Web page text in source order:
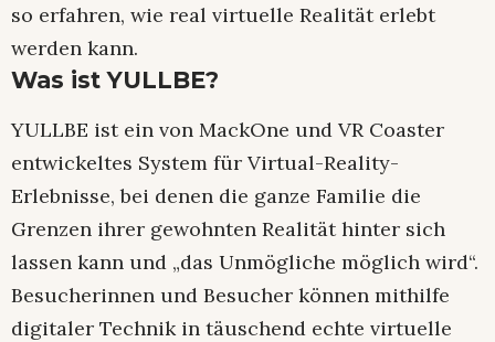
so erfahren, wie real virtuelle Realität erlebt
werden kann.
Was ist YULLBE?
YULLBE ist ein von MackOne und VR Coaster
entwickeltes System für Virtual-Reality-
Erlebnisse, bei denen die ganze Familie die
Grenzen ihrer gewohnten Realität hinter sich
lassen kann und „das Unmögliche möglich wird“.
Besucherinnen und Besucher können mithilfe
digitaler Technik in täuschend echte virtuelle